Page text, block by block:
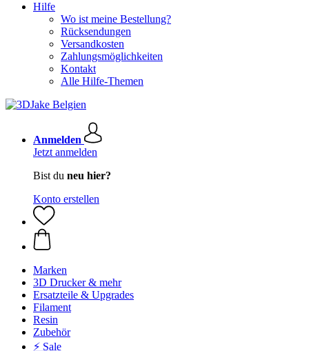
Hilfe
Wo ist meine Bestellung?
Rücksendungen
Versandkosten
Zahlungsmöglichkeiten
Kontakt
Alle Hilfe-Themen
Anmelden
Jetzt anmelden
Bist du neu hier?
Konto erstellen
Marken
3D Drucker & mehr
Ersatzteile & Upgrades
Filament
Resin
Zubehör
⚡ Sale